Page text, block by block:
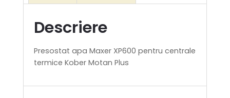
Descriere
Presostat apa Maxer XP600 pentru centrale
termice Kober Motan Plus